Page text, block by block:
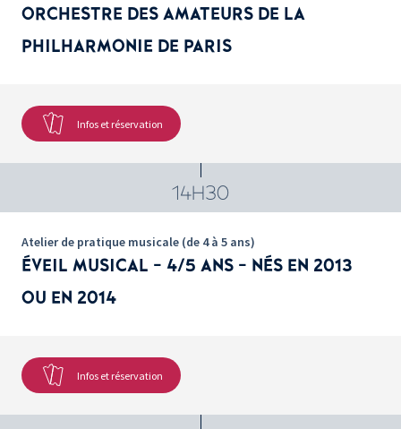
ORCHESTRE DES AMATEURS DE LA
PHILHARMONIE DE PARIS
Infos et réservation
14H30
Atelier de pratique musicale (de 4 à 5 ans)
ÉVEIL MUSICAL - 4/5 ANS - NÉS EN 2013
OU EN 2014
Infos et réservation